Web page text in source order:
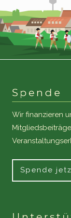
Spende
Wir finanzieren
Spende